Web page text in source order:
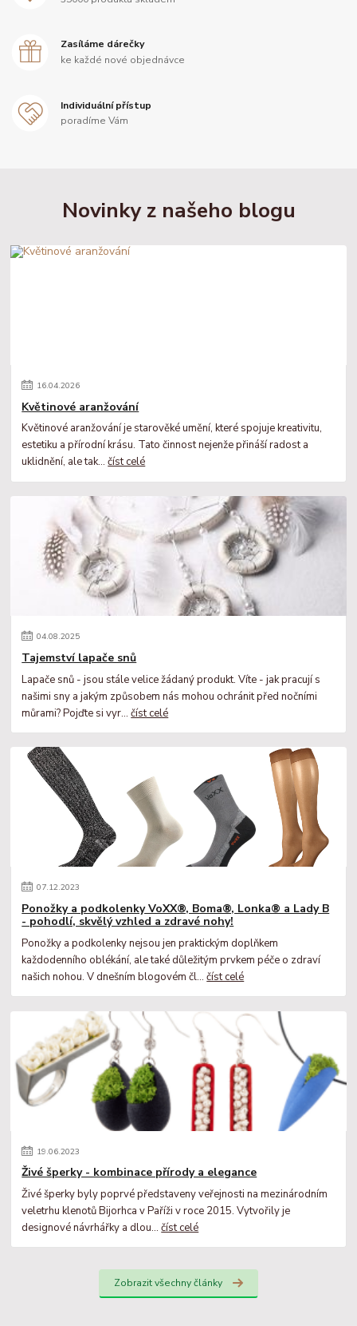
Zasíláme dárečky
ke každé nové objednávce
Individuální přístup
poradíme Vám
Novinky z našeho blogu
16.04.2026
Květinové aranžování
Květinové aranžování je starověké umění, které spojuje kreativitu,
estetiku a přírodní krásu. Tato činnost nejenže přináší radost a
uklidnění, ale tak...číst celé
04.08.2025
Tajemství lapače snů
Lapače snů - jsou stále velice žádaný produkt. Víte - jak pracují s
našimi sny a jakým způsobem nás mohou ochránit před nočními
můrami? Pojďte si vyr...číst celé
07.12.2023
Ponožky a podkolenky VoXX®, Boma®, Lonka® a Lady B
- pohodlí, skvělý vzhled a zdravé nohy!
Ponožky a podkolenky nejsou jen praktickým doplňkem
každodenního oblékání, ale také důležitým prvkem péče o zdraví
našich nohou. V dnešním blogovém čl...číst celé
19.06.2023
Živé šperky - kombinace přírody a elegance
Živé šperky byly poprvé představeny veřejnosti na mezinárodním
veletrhu klenotů Bijorhca v Paříži v roce 2015. Vytvořily je
designové návrhářky a dlou...číst celé
Zobrazit všechny články